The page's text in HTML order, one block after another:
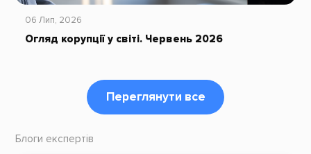
06 Лип, 2026
Огляд корупції у світі. Червень 2026
Переглянути все
Блоги експертів